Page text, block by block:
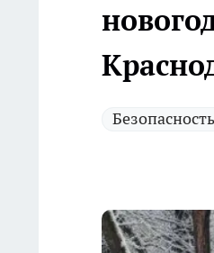
Безопасность